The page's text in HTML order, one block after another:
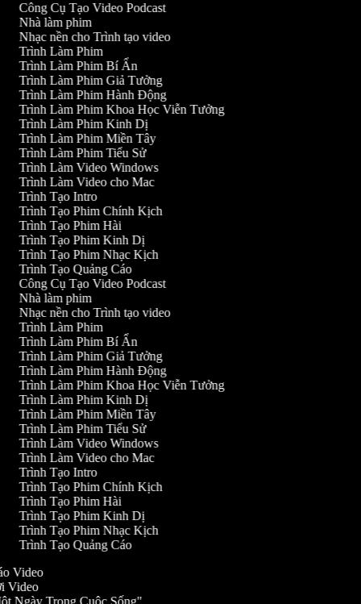
Công Cụ Tạo Video Podcast
Nhà làm phim
Nhạc nền cho Trình tạo video
Trình Làm Phim
Trình Làm Phim Bí Ẩn
Trình Làm Phim Giả Tưởng
Trình Làm Phim Hành Động
Trình Làm Phim Khoa Học Viễn Tưởng
Trình Làm Phim Kinh Dị
Trình Làm Phim Miền Tây
Trình Làm Phim Tiểu Sử
Trình Làm Video Windows
Trình Làm Video cho Mac
Trình Tạo Intro
Trình Tạo Phim Chính Kịch
Trình Tạo Phim Hài
Trình Tạo Phim Kinh Dị
Trình Tạo Phim Nhạc Kịch
Trình Tạo Quảng Cáo
Công Cụ Tạo Video Podcast
Nhà làm phim
Nhạc nền cho Trình tạo video
Trình Làm Phim
Trình Làm Phim Bí Ẩn
Trình Làm Phim Giả Tưởng
Trình Làm Phim Hành Động
Trình Làm Phim Khoa Học Viễn Tưởng
Trình Làm Phim Kinh Dị
Trình Làm Phim Miền Tây
Trình Làm Phim Tiểu Sử
Trình Làm Video Windows
Trình Làm Video cho Mac
Trình Tạo Intro
Trình Tạo Phim Chính Kịch
Trình Tạo Phim Hài
Trình Tạo Phim Kinh Dị
Trình Tạo Phim Nhạc Kịch
Trình Tạo Quảng Cáo
Video
Video